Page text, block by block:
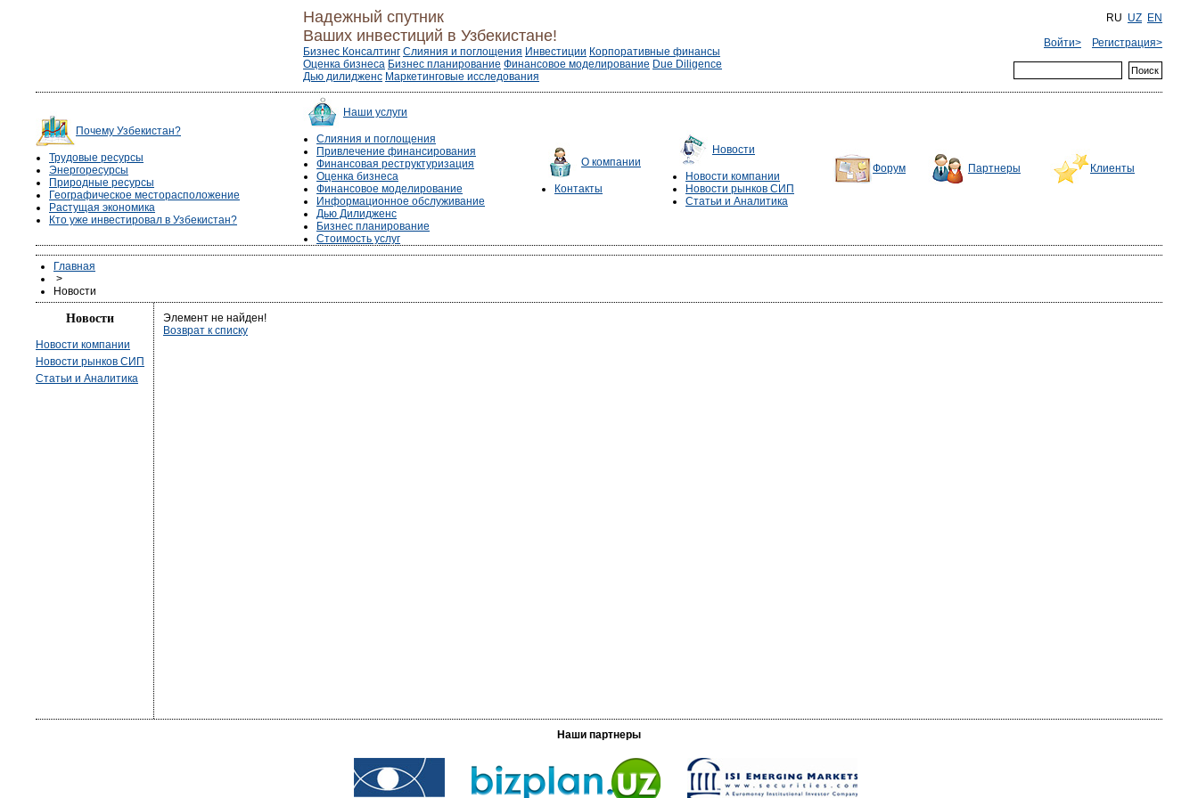
Надежный спутник
Ваших инвестиций в Узбекистане!
Бизнес Консалтинг Слияния и поглощения Инвестиции Корпоративные финансы
Оценка бизнеса Бизнес планирование Финансовое моделирование Due Diligence
Дью дилидженс Маркетинговые исследования
RU UZ EN
Войти>
Регистрация>
Почему Узбекистан?
Трудовые ресурсы
Энергоресурсы
Природные ресурсы
Географическое месторасположение
Растущая экономика
Кто уже инвестировал в Узбекистан?
Наши услуги
Слияния и поглощения
Привлечение финансирования
Финансовая реструктуризация
Оценка бизнеса
Финансовое моделирование
Информационное обслуживание
Дью Дилидженс
Бизнес планирование
Стоимость услуг
О компании
Контакты
Новости
Новости компании
Новости рынков СИП
Статьи и Аналитика
Форум Партнеры Клиенты
Главная
>
Новости
Новости
Новости компании
Новости рынков СИП
Статьи и Аналитика
Элемент не найден!
Возврат к списку
Наши партнеры